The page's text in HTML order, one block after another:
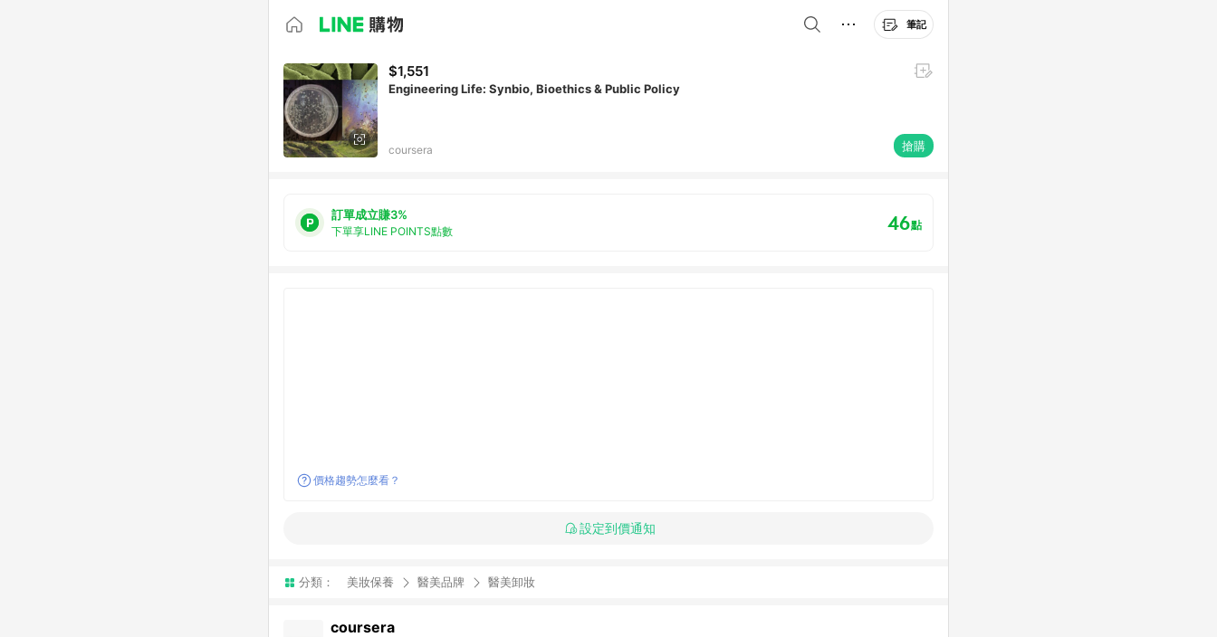
筆記
$1,551
Engineering Life: Synbio, Bioethics & Public Policy
coursera 搶購
訂單成立賺3%
下單享LINE POINTS點數 46點
價格趨勢怎麼看？
設定到價通知
分類： 美妝保養 醫美品牌 醫美卸妝
coursera